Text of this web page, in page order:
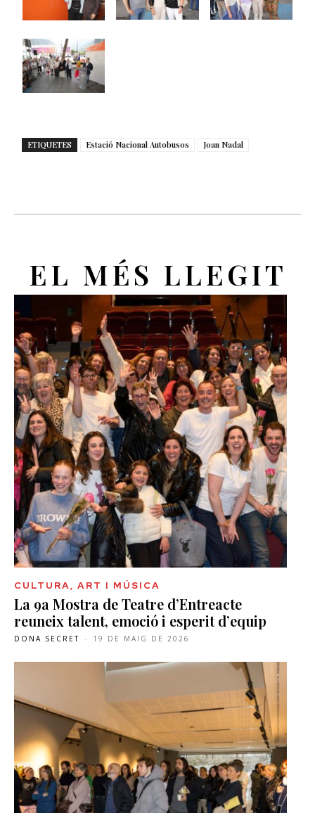
ETIQUETES Estació Nacional Autobusos Joan Nadal
EL MÉS LLEGIT
CULTURA, ART I MÚSICA
La 9a Mostra de Teatre d’Entreacte
reuneix talent, emoció i esperit d’equip
DONA SECRET - 19 DE MAIG DE 2026